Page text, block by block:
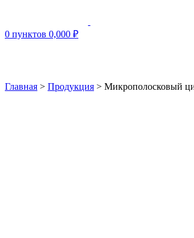
0 пунктов 0,000 ₽
Главная > Продукция > Микрополосковый